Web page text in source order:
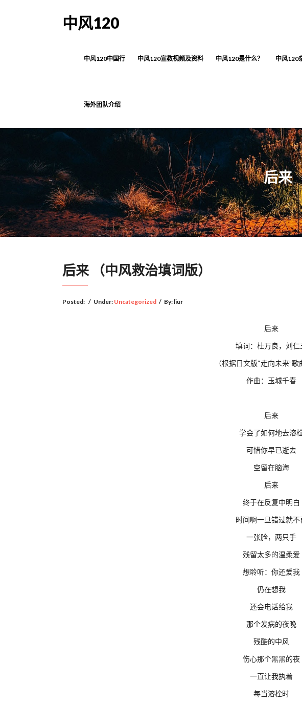
中风120
中风120中国行 中风120宣教视频及资料 中风120是什么？ 中风120
海外团队介绍
后来
后来 （中风救治填词版）
Posted: / Under: Uncategorized / By: liur
后来
填词：杜万良，刘仁
（根据日文版“走向未来”歌
作曲：玉城千春
后来
学会了如何地去溶
可惜你早已逝去
空留在脑海
后来
终于在反复中明白
时间啊一旦错过就不
一张脸，两只手
残留太多的温柔爱
想聆听：你还爱我
仍在想我
还会电话给我
那个发病的夜晚
残酷的中风
伤心那个黑黑的夜
一直让我执着
每当溶栓时